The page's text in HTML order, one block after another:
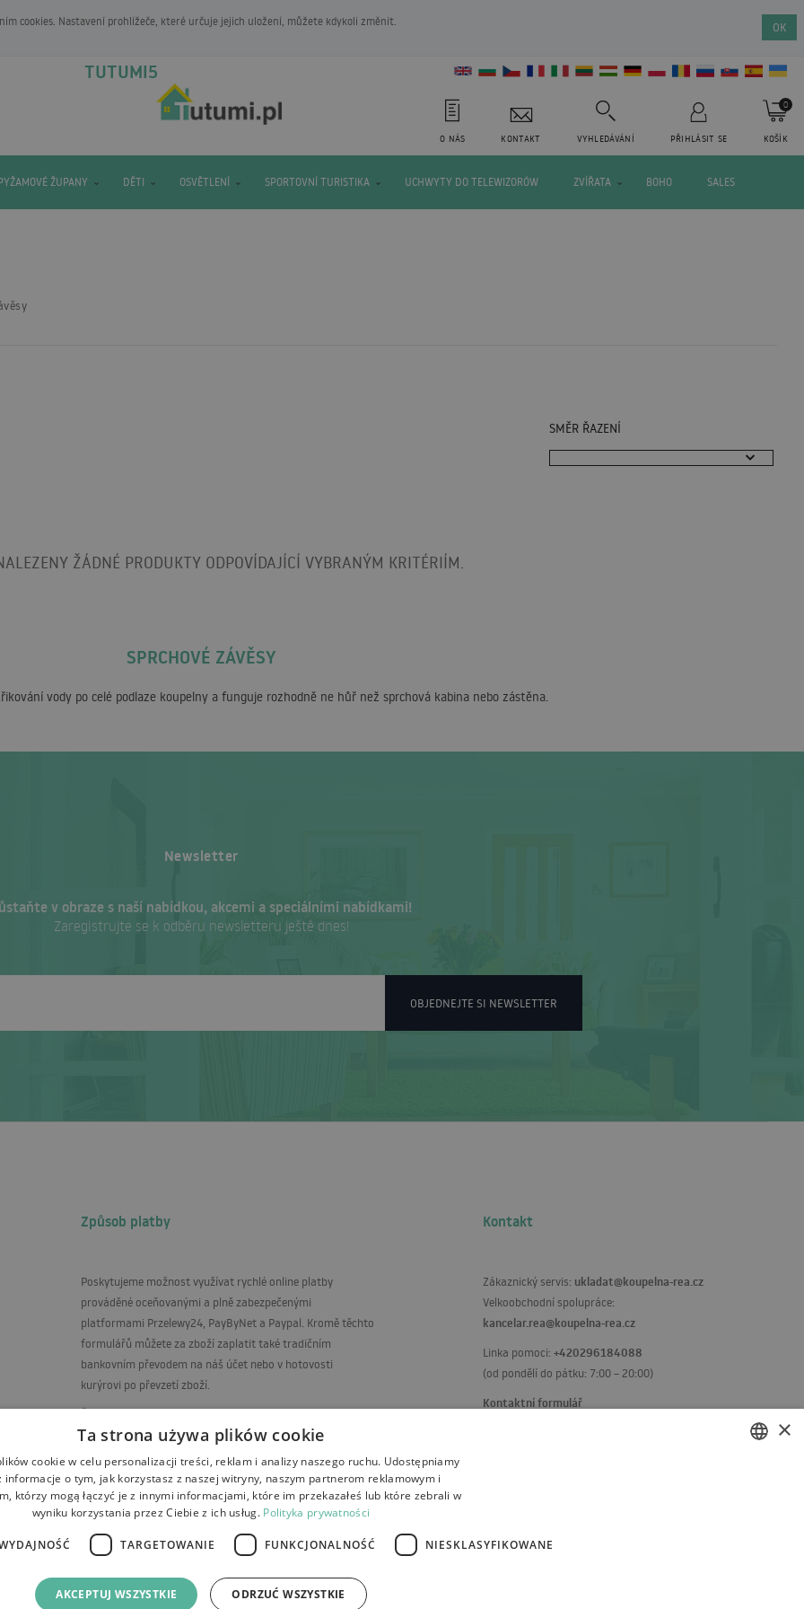
cookies. Nastavení prohlížeče, které určuje jejich uložení, můžete kdykoli změnit. OK
TUTUMI5
O NÁS KONTAKT VYHLEDÁVÁNÍ PŘIHLÁSIT SE KOŠÍK
0
ŽUPANY DĚTI OSVĚTLENÍ SPORTOVNÍ TURISTIKA UCHWYTY DO TELEWIZORÓW ZVÍŘATA BOHO SALES
SMĚR ŘAZENÍ
ŽÁDNÉ PRODUKTY ODPOVÍDAJÍCÍ VYBRANÝM KRITÉRIÍM.
SPRCHOVÉ ZÁVĚSY
vody po celé podlaze koupelny a funguje rozhodně ne hůř než sprchová kabina nebo zástěna.
Newsletter
v obraze s naší nabídkou, akcemi a speciálními nabídkami!
Zaregistrujte se k odběru newsletteru ještě dnes!
OBJEDNEJTE SI NEWSLETTER
Způsob platby
Poskytujeme možnost využívat rychlé online platby
prováděné oceňovanými a plně zabezpečenými
platformami Przelewy24, PayByNet a Paypal. Kromě těchto
formulářů můžete za zboží zaplatit také tradičním
bankovním převodem na náš účet nebo v hotovosti
kurýrovi po převzetí zboží.
PL56 1500 1344 1213 4009 5771 0000
Kontakt
Zákaznický servis: ukladat@koupelna-rea.cz
Velkoobchodní spolupráce:
kancelar.rea@koupelna-rea.cz
Linka pomoci: +420296184088
(od pondělí do pátku: 7:00 – 20:00)
Kontaktní formulář
reklamace Platby
×
Ta strona używa plików cookie
cookie w celu personalizacji treści, reklam i analizy naszego ruchu. Udostępniamy
informacje o tym, jak korzystasz z naszej witryny, naszym partnerom reklamowym i
którzy mogą łączyć je z innymi informacjami, które im przekazałeś lub które zebrali w
wyniku korzystania przez Ciebie z ich usług. Polityka prywatności
TARGETOWANIE FUNKCJONALNOŚĆ NIESKLASYFIKOWANE
AKCEPTUJ WSZYSTKIE ODRZUĆ WSZYSTKIE